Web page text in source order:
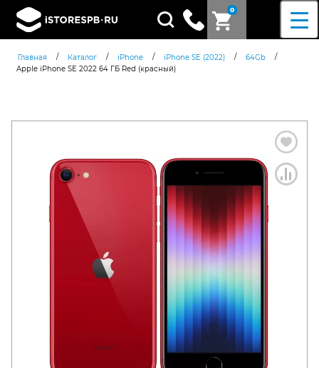
0
Поиск
товаров
Главная / Каталог / iPhone / iPhone SE (2022) / 64Gb
/
Apple iPhone SE 2022 64 ГБ Red (красный)
политикой
конфиденциальности